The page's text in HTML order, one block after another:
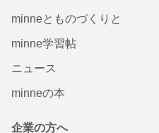
minneとものづくりと
minne学習帖
ニュース
minneの本
企業の方へ